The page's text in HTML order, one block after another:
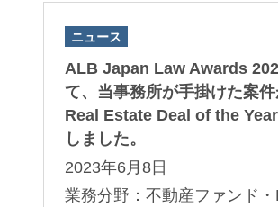
ニュース
ALB Japan Law Awards
て、当事務所が手掛けた案件
Real Estate Deal of the
しました。
2023年6月8日
業務分野：不動産ファンド